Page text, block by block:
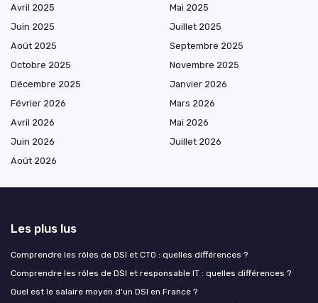
Avril 2025
Mai 2025
Juin 2025
Juillet 2025
Août 2025
Septembre 2025
Octobre 2025
Novembre 2025
Décembre 2025
Janvier 2026
Février 2026
Mars 2026
Avril 2026
Mai 2026
Juin 2026
Juillet 2026
Août 2026
Les plus lus
Comprendre les rôles de DSI et CTO : quelles différences ?
Comprendre les rôles de DSI et responsable IT : quelles différences ?
Quel est le salaire moyen d'un DSI en France ?